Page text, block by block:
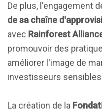
De plus, l'engagement
de sa chaîne
avec Rainforest
promouvoir des
améliorer l'image de
investisseurs
La création de la